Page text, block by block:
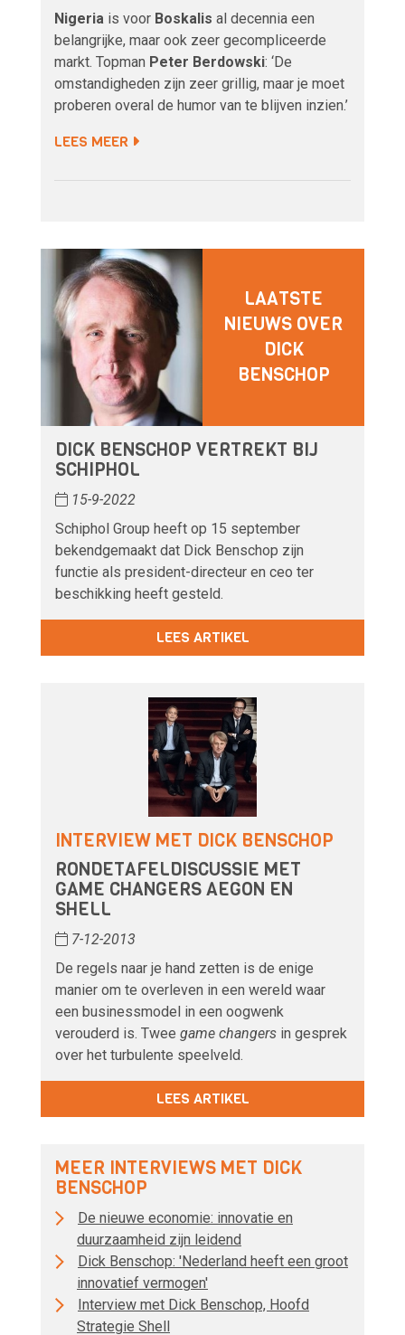
Nigeria is voor Boskalis al decennia een
belangrijke, maar ook zeer gecompliceerde
markt. Topman Peter Berdowski: ‘De
omstandigheden zijn zeer grillig, maar je moet
proberen overal de humor van te blijven inzien.’
LEES MEER
LAATSTE
NIEUWS OVER
DICK
BENSCHOP
DICK BENSCHOP VERTREKT BIJ
SCHIPHOL
15-9-2022
Schiphol Group heeft op 15 september
bekendgemaakt dat Dick Benschop zijn
functie als president-directeur en ceo ter
beschikking heeft gesteld.
LEES ARTIKEL
INTERVIEW MET DICK BENSCHOP
RONDETAFELDISCUSSIE MET
GAME CHANGERS AEGON EN
SHELL
7-12-2013
De regels naar je hand zetten is de enige
manier om te overleven in een wereld waar
een businessmodel in een oogwenk
verouderd is. Twee game changers in gesprek
over het turbulente speelveld.
LEES ARTIKEL
MEER INTERVIEWS MET DICK
BENSCHOP
De nieuwe economie: innovatie en
duurzaamheid zijn leidend
Dick Benschop: 'Nederland heeft een groot
innovatief vermogen'
Interview met Dick Benschop, Hoofd
Strategie Shell